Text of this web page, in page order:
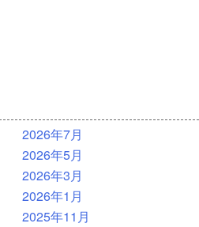
2026年7月
2026年5月
2026年3月
2026年1月
2025年11月